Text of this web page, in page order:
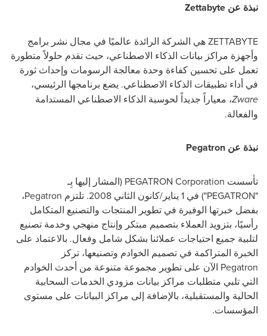
نبذة عن Zettabyte
ZETTABYTEهي الشركة الرائدة عالميًا في مجال نشر برامج
وأجهزة مراكز بيانات الذكاء الاصطناعي، حيث تقدم حلولاً متطورة
تعمل على تحسين كفاءة وحدة معالجة الرسومات وإحداث ثورة
في أداء تطبيقات الذكاء الاصطناعي. يضع برنامجها الرئيسي،
Zware، معياراً جديداً لحوسبة الذكاء الاصطناعي المستدامة
والفعالة.
نبذة عن Pegatron
تأسست PEGATRON Corporation (المشار إليها بِـ
"
PEGATRON") في 1 يناير/كانون الثاني 2008. تلتزم Pegatron،
بفضل خبرتها الوفيرة في تطوير المنتجات والتصنيع المتكامل
رأسيًا، بتزويد العملاء بتصميم مبتكر وإنتاج منهجي وخدمة تصنيع
لتلبية جميع احتياجات عملائنا بشكل شامل وفعال. بالاعتماد على
الخبرة المتراكمة في تصميم الخوادم وتصنيعها، تركز
Pegatron الآن على تطوير مجموعة متنوعة من أحدث الخوادم
التي تلبي متطلبات مراكز بيانات مزودي الخدمات السحابية
الحالية والمستقبلية، بالإضافة إلى مراكز البيانات على مستوى
المؤسسات.